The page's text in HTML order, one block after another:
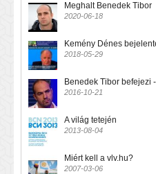
Meghalt Benedek Tibor
2020-06-18
Kemény Dénes
2018-05-29
Benedek Tibor befejezi
2016-10-21
A világ tetején
2013-08-04
Miért kell a vlv.hu?
2007-03-06